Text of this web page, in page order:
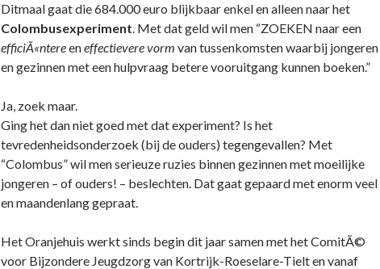
Ditmaal gaat die 684.000 euro blijkbaar enkel en alleen naar het
Colombusexperiment. Met dat geld wil men “ZOEKEN naar een
efficiÃ«ntereeneffectievere vorm van tussenkomsten waarbij jongeren
en gezinnen met een hulpvraag betere vooruitgang kunnen boeken.”
Ja, zoek maar.
Ging het dan niet goed met dat experiment? Is het
tevredenheidsonderzoek (bij de ouders) tegengevallen? Met
“Colombus” wil men serieuze ruzies binnen gezinnen met moeilijke
jongeren – of ouders! – beslechten. Dat gaat gepaard met enorm veel
en maandenlang gepraat.
Het Oranjehuis werkt sinds begin dit jaar samen met het ComitÃ©
voor Bijzondere Jeugdzorg van Kortrijk-Roeselare-Tielt en vanaf